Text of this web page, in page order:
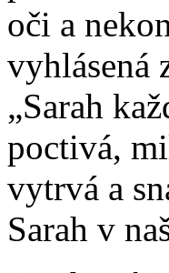
oči a
vyhlásená
„Sarah
poctivá,
vytrvá a
Sarah v